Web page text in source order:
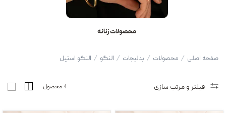
محصولات زنانه
صفحه اصلی / محصولات / بدلیجات / النگو / النگو استیل
فیلتر و مرتب سازی 4 محصول